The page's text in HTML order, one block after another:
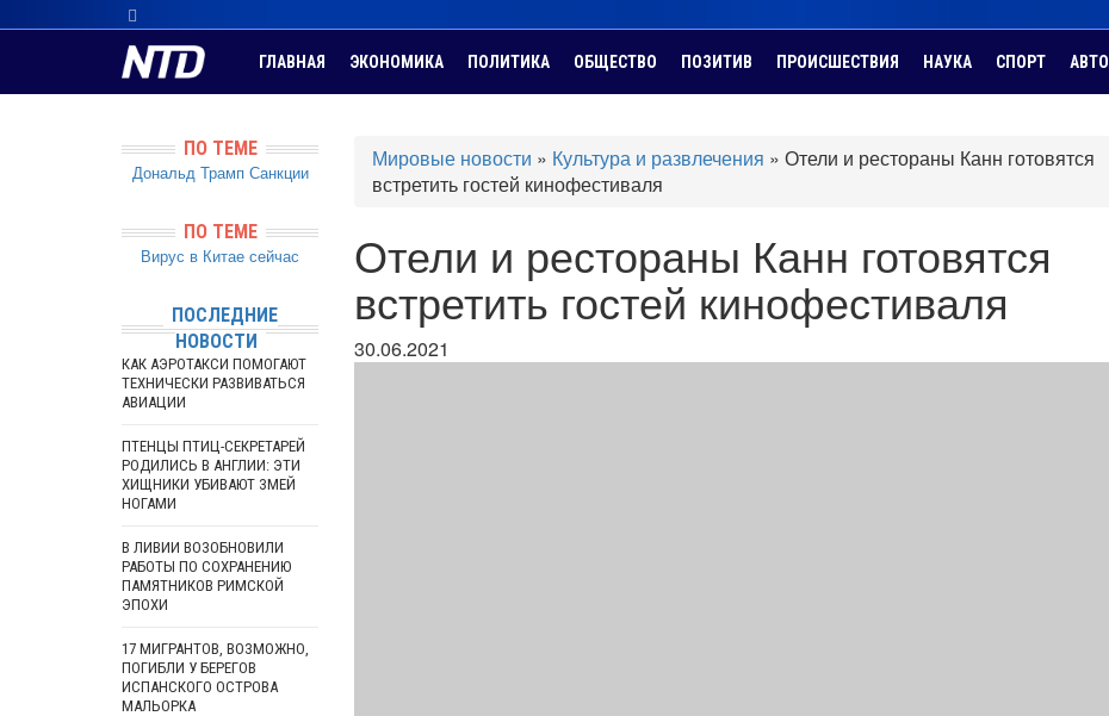
ГЛАВНАЯ ЭКОНОМИКА ПОЛИТИКА ОБЩЕСТВО ПОЗИТИВ ПРОИСШЕСТВИЯ НАУКА СПОРТ АВТО
Мировые новости » Культура и развлечения » Отели и рестораны Канн готовятся
встретить гостей кинофестиваля
Отели и рестораны Канн готовятся
встретить гостей кинофестиваля
30.06.2021
ПО ТЕМЕ
Дональд Трамп Санкции
ПО ТЕМЕ
Вирус в Китае сейчас
ПОСЛЕДНИЕ
НОВОСТИ
КАК АЭРОТАКСИ ПОМОГАЮТ
ТЕХНИЧЕСКИ РАЗВИВАТЬСЯ
АВИАЦИИ
ПТЕНЦЫ ПТИЦ-СЕКРЕТАРЕЙ
РОДИЛИСЬ В АНГЛИИ: ЭТИ
ХИЩНИКИ УБИВАЮТ ЗМЕЙ
НОГАМИ
В ЛИВИИ ВОЗОБНОВИЛИ
РАБОТЫ ПО СОХРАНЕНИЮ
ПАМЯТНИКОВ РИМСКОЙ
ЭПОХИ
17 МИГРАНТОВ, ВОЗМОЖНО,
ПОГИБЛИ У БЕРЕГОВ
ИСПАНСКОГО ОСТРОВА
МАЛЬОРКА